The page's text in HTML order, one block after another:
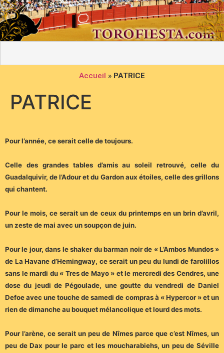
Accueil » PATRICE
PATRICE
Pour l’année, ce serait celle de toujours.
Celle des grandes tables d’amis au soleil retrouvé, celle du
Guadalquivir, de l’Adour et du Gardon aux étoiles, celle des grillons
qui chantent.
Pour le mois, ce serait un de ceux du printemps en un brin d’avril,
un zeste de mai avec un soupçon de juin.
Pour le jour, dans le shaker du barman noir de « L’Ambos Mundos »
de La Havane d’Hemingway, ce serait un peu du lundi de farolillos
sans le mardi du « Tres de Mayo » et le mercredi des Cendres, une
dose du jeudi de Pégoulade, une goutte du vendredi de Daniel
Defoe avec une touche de samedi de compras à « Hypercor » et un
rien de dimanche au bouquet mélancolique et lourd des mots.
Pour l’arène, ce serait un peu de Nîmes parce que c’est Nîmes, un
peu de Dax pour le parc et les moucharabiehs, un peu de Séville